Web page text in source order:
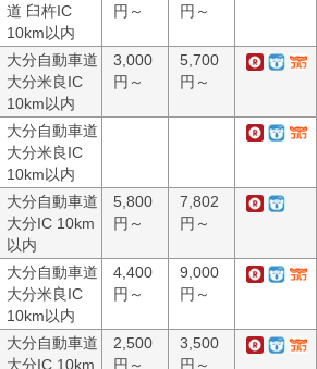
道 臼杵IC
10km以内
円～
円～
大分自動車道
大分米良IC
10km以内
3,000
円～
5,700
円～
大分自動車道
大分米良IC
10km以内
大分自動車道
大分IC 10km
以内
5,800
円～
7,802
円～
大分自動車道
大分米良IC
10km以内
4,400
円～
9,000
円～
大分自動車道
大分IC 10km
2,500
円～
3,500
円～